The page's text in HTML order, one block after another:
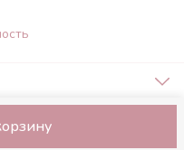
Горького 161, клиника
Реквизиты